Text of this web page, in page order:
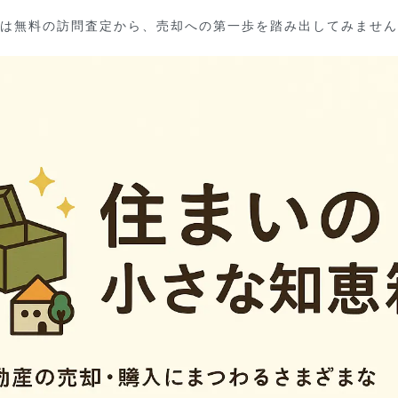
無料の訪問査定から、売却への第一歩を踏み出してみませ